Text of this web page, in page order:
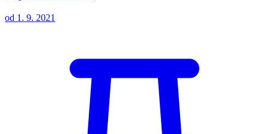
od 1. 9. 2021